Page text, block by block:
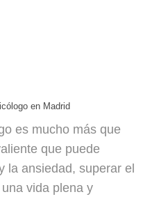
en Madrid
es mucho más que
que puede
la ansiedad, superar el
vida plena y